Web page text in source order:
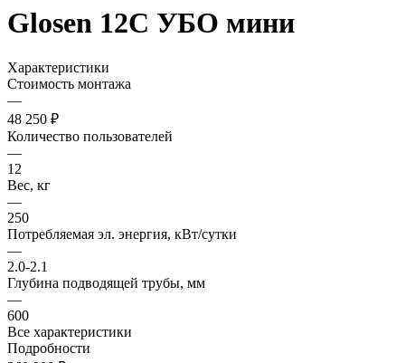
Glosen 12C УБО мини
Характеристики
Стоимость монтажа
—
48 250 ₽
Количество пользователей
—
12
Вес, кг
—
250
Потребляемая эл. энергия, кВт/сутки
—
2.0-2.1
Глубина подводящей трубы, мм
—
600
Все характеристики
Подробности